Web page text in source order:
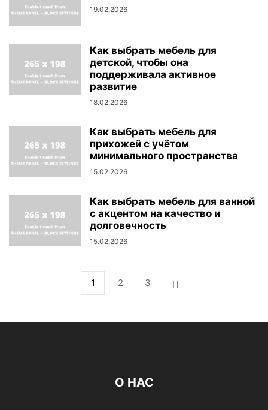
19.02.2026
Как выбрать мебель для
детской, чтобы она
поддерживала активное
развитие
18.02.2026
Как выбрать мебель для
прихожей с учётом
минимального пространства
15.02.2026
Как выбрать мебель для ванной
с акцентом на качество и
долговечность
15.02.2026
1 2 3
О НАС